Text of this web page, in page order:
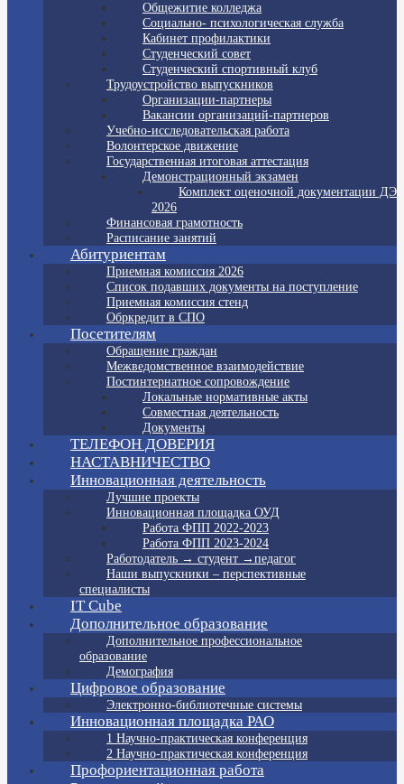
Общежитие колледжа
Социально- психологическая служба
Кабинет профилактики
Студенческий совет
Студенческий спортивный клуб
Трудоустройство выпускников
Организации-партнеры
Вакансии организаций-партнеров
Учебно-исследовательская работа
Волонтерское движение
Государственная итоговая аттестация
Демонстрационный экзамен
Комплект оценочной документации ДЭ
2026
Финансовая грамотность
Расписание занятий
Абитуриентам
Приемная комиссия 2026
Список подавших документы на поступление
Приемная комиссия стенд
Обркредит в СПО
Посетителям
Обращение граждан
Межведомственное взаимодействие
Постинтернатное сопровождение
Локальные нормативные акты
Совместная деятельность
Документы
ТЕЛЕФОН ДОВЕРИЯ
НАСТАВНИЧЕСТВО
Инновационная деятельность
Лучшие проекты
Инновационная площадка ОУД
Работа ФПП 2022-2023
Работа ФПП 2023-2024
Работодатель → студент →педагог
Наши выпускники – перспективные
специалисты
IT Cube
Дополнительное образование
Дополнительное профессиональное
образование
Демография
Цифровое образование
Электронно-библиотечные системы
Инновационная площадка РАО
1 Научно-практическая конференция
2 Научно-практическая конференция
Профориентационная работа